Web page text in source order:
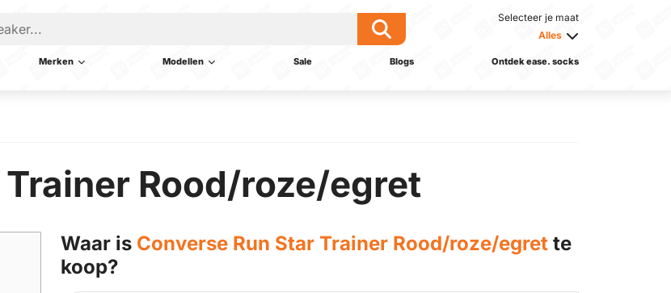
Selecteer je maat
Alles
Merken Modellen Sale Blogs Ontdek ease. socks
Rood/roze/egret
Waar is Converse Run Star Trainer Rood/roze/egret te
koop?